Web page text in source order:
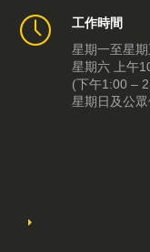
工作時間
星期一至星
星期六 上午
(下午1:00 –
星期日及公